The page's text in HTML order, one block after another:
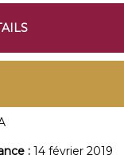
:14 février 2019